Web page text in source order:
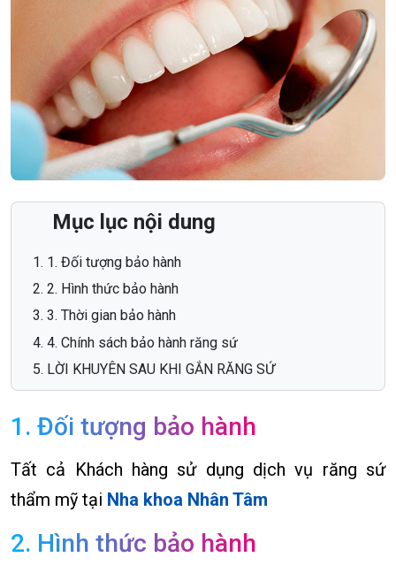
Mục lục nội dung
1. Đối tượng bảo hành
2. Hình thức bảo hành
3. Thời gian bảo hành
4. Chính sách bảo hành răng sứ
LỜI KHUYÊN SAU KHI GẮN RĂNG SỨ
1. Đối tượng bảo hành
Tất cả Khách hàng sử dụng dịch vụ răng sứ
thẩm mỹ tại Nha khoa Nhân Tâm
2. Hình thức bảo hành